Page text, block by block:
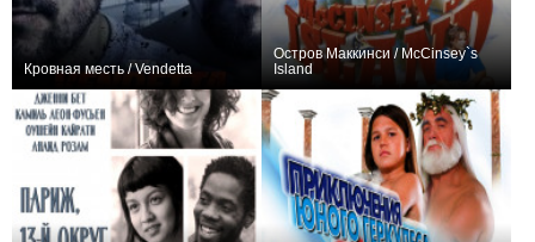
Кровная месть / Vendetta
Остров Маккинси / McCinsey`s
Island